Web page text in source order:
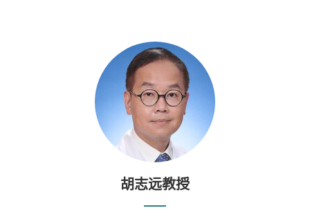
胡志远教授